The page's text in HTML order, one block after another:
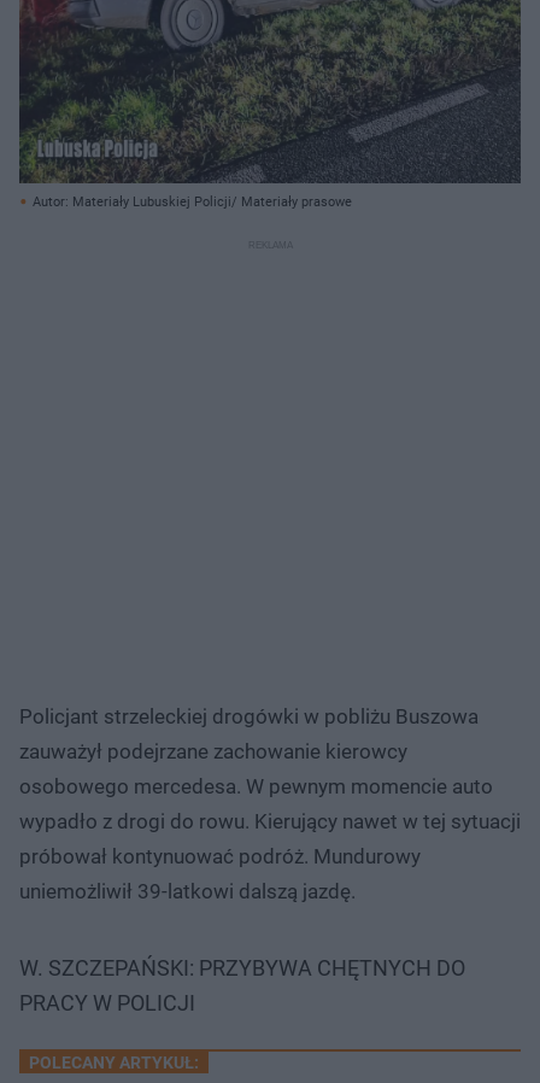
Autor: Materiały Lubuskiej Policji/ Materiały prasowe
Policjant strzeleckiej drogówki w pobliżu Buszowa
zauważył podejrzane zachowanie kierowcy
osobowego mercedesa. W pewnym momencie auto
wypadło z drogi do rowu. Kierujący nawet w tej sytuacji
próbował kontynuować podróż. Mundurowy
uniemożliwił 39-latkowi dalszą jazdę.
W. SZCZEPAŃSKI: PRZYBYWA CHĘTNYCH DO
PRACY W POLICJI
POLECANY ARTYKUŁ: